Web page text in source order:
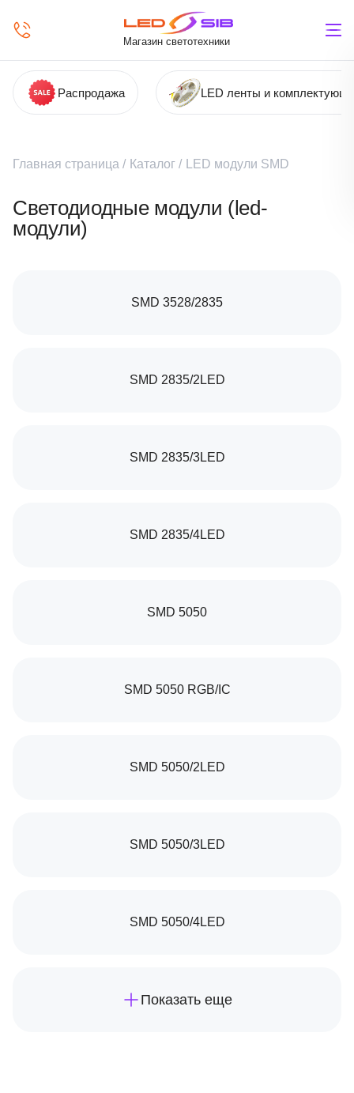
Магазин светотехники
Распродажа LED ленты и
Главная страница / Каталог / LED модули SMD
Светодиодные модули (led-
модули)
SMD 3528/2835
SMD 2835/2LED
SMD 2835/3LED
SMD 2835/4LED
SMD 5050
SMD 5050 RGB/IC
SMD 5050/2LED
SMD 5050/3LED
SMD 5050/4LED
Показать еще